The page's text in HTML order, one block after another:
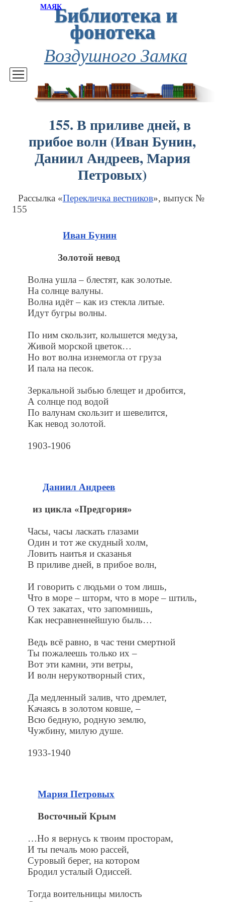
МАЯКБиблиотека и
фонотека
Воздушного Замка
155. В приливе дней, в
прибое волн (Иван Бунин,
Даниил Андреев, Мария
Петровых)
Рассылка «Перекличка вестников», выпуск №
155
Иван Бунин
Золотой невод
Волна ушла – блестят, как золотые.
На солнце валуны.
Волна идёт – как из стекла литые.
Идут бугры волны.
По ним скользит, колышется медуза,
Живой морской цветок…
Но вот волна изнемогла от груза
И пала на песок.
Зеркальной зыбью блещет и дробится,
А солнце под водой
По валунам скользит и шевелится,
Как невод золотой.
1903-1906
Даниил Андреев
из цикла «Предгория»
Часы, часы ласкать глазами
Один и тот же скудный холм,
Ловить наитья и сказанья
В приливе дней, в прибое волн,
И говорить с людьми о том лишь,
Что в море – шторм, что в море – штиль,
О тех закатах, что запомнишь,
Как несравненнейшую быль…
Ведь всё равно, в час тени смертной
Ты пожалеешь только их –
Вот эти камни, эти ветры,
И волн нерукотворный стих,
Да медленный залив, что дремлет,
Качаясь в золотом ковше, –
Всю бедную, родную землю,
Чужбину, милую душе.
1933-1940
Мария Петровых
Восточный Крым
…Но я вернусь к твоим просторам,
И ты печаль мою рассей,
Суровый берег, на котором
Бродил усталый Одиссей.
Тогда воительницы милость